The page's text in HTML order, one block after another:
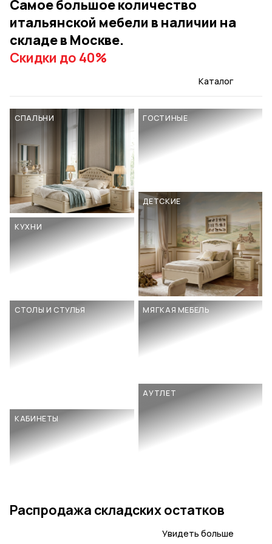
л
а
д
е
в
о
с
к
е
Самое большое количество
итальянской мебели в наличии на
складе в Москве.
Скидки до 40%
Каталог
СПАЛЬНИ
КУХНИ
ГОСТИНЫЕ
ДЕТСКИЕ
СТОЛЫ И СТУЛЬЯ
КАБИНЕТЫ
МЯГКАЯ МЕБЕЛЬ
АУТЛЕТ
Распродажа складских остатков
Увидеть больше